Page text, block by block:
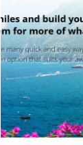
享
45%
优
惠
折
及
实
用